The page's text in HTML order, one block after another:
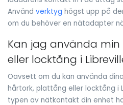
Använd verktyg högst upp på
om du behöver en nätadapter
Kan jag använda
eller locktång i
Oavsett om du kan använda
hårtork, plattång eller locktång i
typen av nätkontakt din enhet